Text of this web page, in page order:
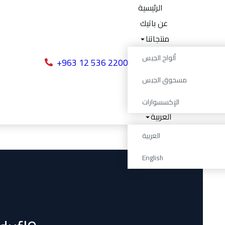
الرئيسية
عن باتيك
منتجاتنا
ألواح الجبس
مسحوق الجبس
الإكسسوارات
المكافآت
انضم إلينا
تواصل معنا
العربية
العربية
English
+963 12 536 2200